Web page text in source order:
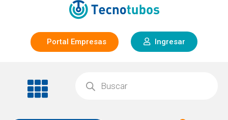
Portal Empresas Ingresar